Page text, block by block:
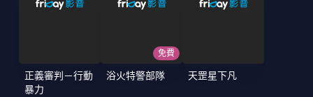
正義審判－行動
暴力
免費
浴火特警部隊 天罡星下凡